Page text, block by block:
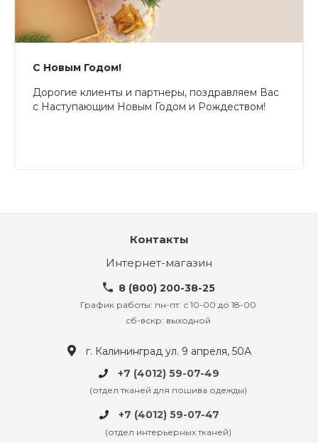
С Новым Годом!
Дорогие клиенты и партнеры, поздравляем Вас
с Наступающим Новым Годом и Рождеством!
Контакты
Интернет-магазин
8 (800) 200-38-25
График работы: пн-пт: с 10-00 до 18-00
сб-вскр: выходной
г. Калининград ул. 9 апреля, 50А
+7 (4012) 59-07-49
(отдел тканей для пошива одежды)
+7 (4012) 59-07-47
(отдел интерьерных тканей)